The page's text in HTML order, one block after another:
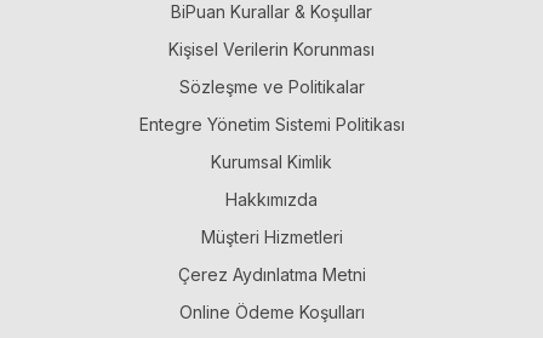
olarak çalışıyor ve İstanbul’da yaşıyor. Erten,
sahnelediği 70’i aşkın oyunda, 7’si yurt dışında olmak
üzere 40 ödülle onurlandırıldı. Oyun çevirileri, sahne
Türkçe’den Almanca’ya 5 oyun çevirisi vardır.
BiPuan Kurallar & Koşullar
Kişisel Verilerin Korunması
Sözleşme ve Politikalar
Entegre Yönetim Sistemi Politikası
Kurumsal Kimlik
Hakkımızda
Müşteri Hizmetleri
Çerez Aydınlatma Metni
Online Ödeme Koşulları